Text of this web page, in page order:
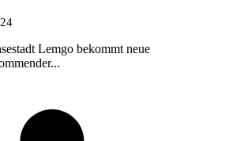
Lemgo bekommt neue